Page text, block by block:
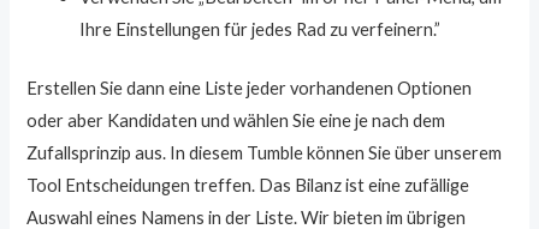
Ihre Einstellungen für jedes Rad zu verfeinern.”
Erstellen Sie dann eine Liste jeder vorhandenen Optionen
oder aber Kandidaten und wählen Sie eine je nach dem
Zufallsprinzip aus. In diesem Tumble können Sie über unserem
Tool Entscheidungen treffen. Das Bilanz ist eine zufällige
Auswahl eines Namens in der Liste. Wir bieten im übrigen